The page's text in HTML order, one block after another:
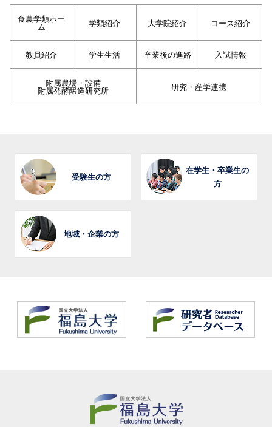
食農学類ホー
ム 学類紹介 大学院紹介 コース紹介
教員紹介 学生生活 卒業後の進路 入試情報
附属農場・設備
附属発酵醸造研究所 研究・産学連携
受験生の方
在学生・卒業生の
方
地域・企業の方